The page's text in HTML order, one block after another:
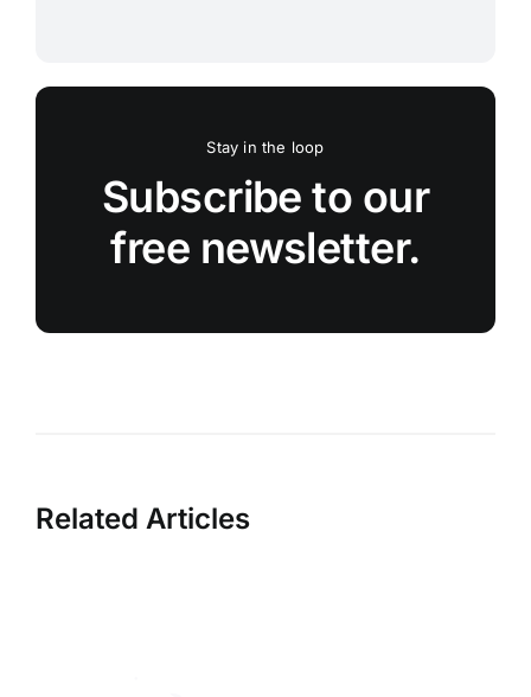
Stay in the loop
Subscribe to our
free newsletter.
Related Articles